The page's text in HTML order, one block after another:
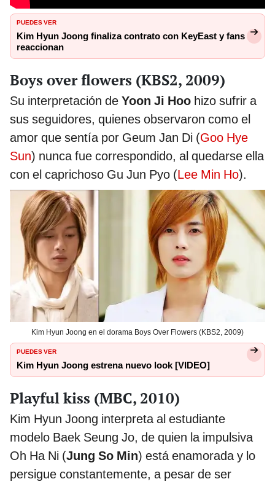
PUEDES VER
Kim Hyun Joong finaliza contrato con KeyEast y fans
reaccionan
Boys over flowers (KBS2, 2009)
Su interpretación de Yoon Ji Hoo hizo sufrir a
sus seguidores, quienes observaron como el
amor que sentía por Geum Jan Di (Goo Hye
Sun) nunca fue correspondido, al quedarse ella
con el caprichoso Gu Jun Pyo (Lee Min Ho).
Kim Hyun Joong en el dorama Boys Over Flowers (KBS2, 2009)
PUEDES VER
Kim Hyun Joong estrena nuevo look [VIDEO]
Playful kiss (MBC, 2010)
Kim Hyun Joong interpreta al estudiante
modelo Baek Seung Jo, de quien la impulsiva
Oh Ha Ni (Jung So Min) está enamorada y lo
persigue constantemente, a pesar de ser